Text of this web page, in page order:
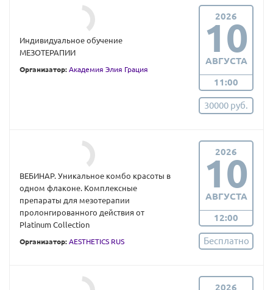
Индивидуальное обучение
МЕЗОТЕРАПИИ
Организатор: Академия Элия Грация
2026
10
АВГУСТА
11:00
30000 руб.
ВЕБИНАР. Уникальное комбо красоты в
одном флаконе. Комплексные
препараты для мезотерапии
пролонгированного действия от
Platinum Collection
Организатор: AESTHETICS RUS
2026
10
АВГУСТА
12:00
Бесплатно
2026